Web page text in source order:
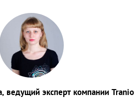
ведущий эксперт компании Tranio